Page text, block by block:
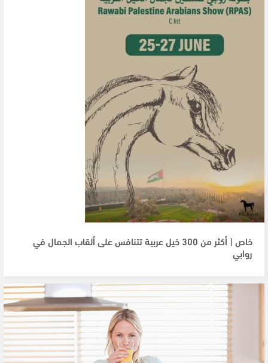
خاص | أكثر من 300 خيل عربية تتنافس على ألقاب الجمال في
روابي